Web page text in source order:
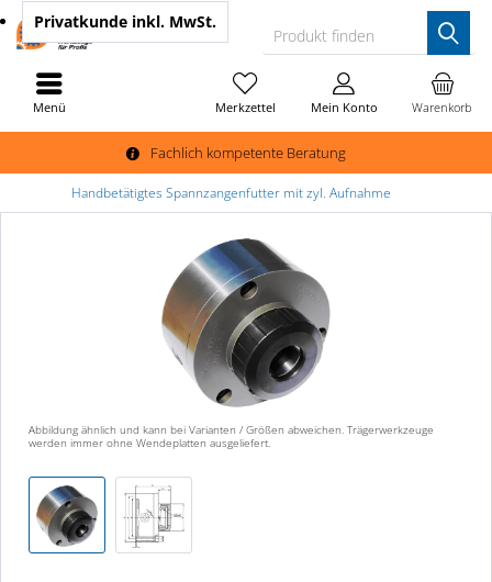
Fachlich kompetente Beratung
Produkt finden
Warenkorb
Merkzettel Mein Konto
Privatkunde inkl. MwSt.
Menü
Handbetätigtes Spannzangenfutter mit zyl. Aufnahme
Abbildung ähnlich und kann bei Varianten / Größen abweichen. Trägerwerkzeuge
werden immer ohne Wendeplatten ausgeliefert.